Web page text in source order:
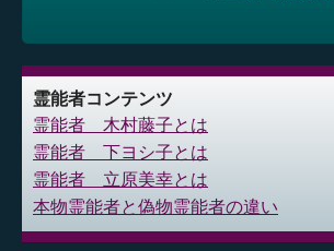
霊能者コンテンツ
霊能者 木村藤子とは
霊能者 下ヨシ子とは
霊能者 立原美幸とは
本物霊能者と偽物霊能者の違い